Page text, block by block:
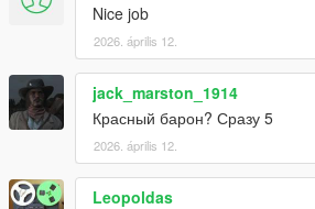
Nice job
2026. április 12.
jack_marston_1914
Красный барон? Сразу 5
2026. április 12.
Leopoldas